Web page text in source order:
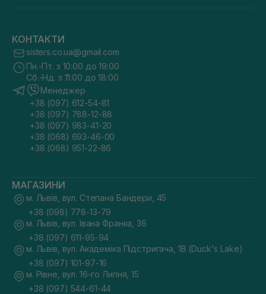
КОНТАКТИ
sisters.co.ua@gmail.com
Пн.-Пт. з 10:00 до 19:00
Сб.-Нд. з 11:00 до 18:00
Менеджер
+38 (097) 612-54-81
+38 (097) 788-12-88
+38 (097) 983-41-20
+38 (068) 693-46-00
+38 (068) 951-22-86
МАГАЗИНИ
м. Львів, вул. Степана Бандери, 45
+38 (098) 778-13-79
м. Львів, вул. Івана Франка, 36
+38 (097) 611-95-94
м. Львів, вул. Академіка Підстригача, 1В (Duck's Lake)
+38 (097) 101-97-16
м. Рівне, вул. 16-го Липня, 15
+38 (097) 544-61-44